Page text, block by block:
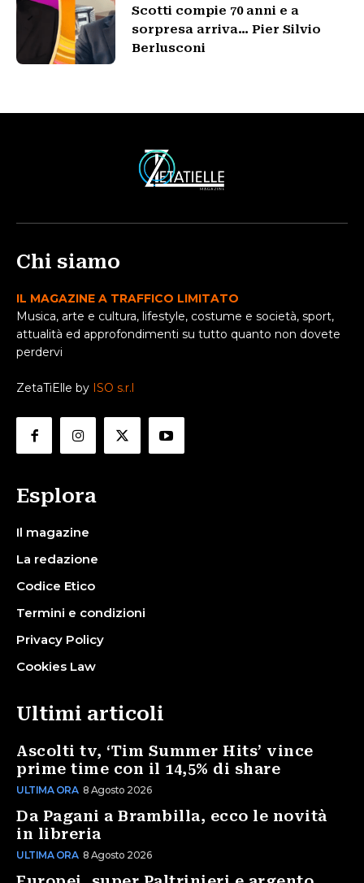
Scotti compie 70 anni e a
sorpresa arriva… Pier Silvio
Berlusconi
Chi siamo
IL MAGAZINE A TRAFFICO LIMITATO
Musica, arte e cultura, lifestyle, costume e società, sport,
attualità ed approfondimenti su tutto quanto non dovete
perdervi
ZetaTiElle by ISO s.r.l
Esplora
Il magazine
La redazione
Codice Etico
Termini e condizioni
Privacy Policy
Cookies Law
Ultimi articoli
Ascolti tv, ‘Tim Summer Hits’ vince
prime time con il 14,5% di share
ULTIMA ORA 8 Agosto 2026
Da Pagani a Brambilla, ecco le novità
in libreria
ULTIMA ORA 8 Agosto 2026